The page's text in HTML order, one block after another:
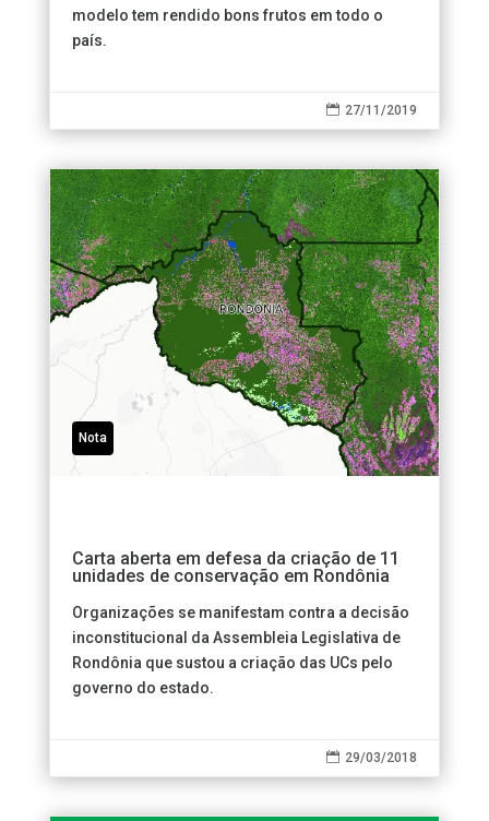
modelo tem rendido bons frutos em todo o
país.
 27/11/2019
Nota
Carta aberta em defesa da criação de 11
unidades de conservação em Rondônia
Organizações se manifestam contra a decisão
inconstitucional da Assembleia Legislativa de
Rondônia que sustou a criação das UCs pelo
governo do estado.
 29/03/2018